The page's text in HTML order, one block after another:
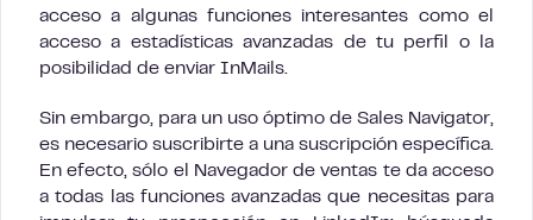
acceso a algunas funciones interesantes como el
acceso a estadísticas avanzadas de tu perfil o la
posibilidad de enviar InMails.
Sin embargo, para un uso óptimo de Sales Navigator,
es necesario suscribirte a una suscripción específica.
En efecto, sólo el Navegador de ventas te da acceso
a todas las funciones avanzadas que necesitas para